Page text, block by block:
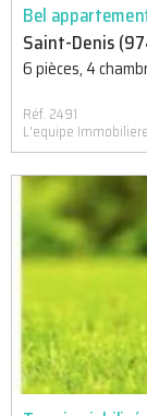
Bel
Saint-Denis
6 pièces, 4
Réf. 2491
L'equipe Immobiliere